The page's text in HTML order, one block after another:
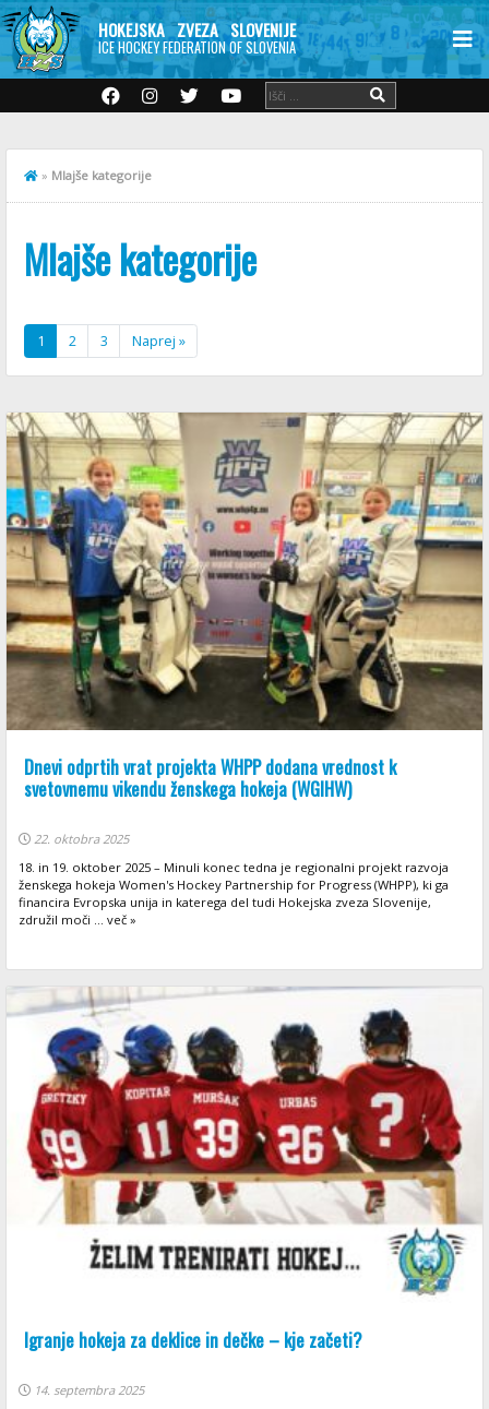
HOKEJSKA ZVEZA SLOVENIJE
ICE HOCKEY FEDERATION OF SLOVENIA
» Mlajše kategorije
Mlajše kategorije
1 2 3 Naprej »
Dnevi odprtih vrat projekta WHPP dodana vrednost k
svetovnemu vikendu ženskega hokeja (WGIHW)
22. oktobra 2025
18. in 19. oktober 2025 – Minuli konec tedna je regionalni projekt razvoja
ženskega hokeja Women's Hockey Partnership for Progress (WHPP), ki ga
financira Evropska unija in katerega del tudi Hokejska zveza Slovenije,
združil moči ... več »
Igranje hokeja za deklice in dečke – kje začeti?
14. septembra 2025